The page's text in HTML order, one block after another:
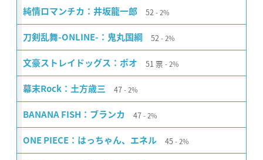
純情ロマンチカ：井坂龍一郎 52 2%
刀剣乱舞-ONLINE-：鬼丸国綱 52 2%
文豪ストレイドッグス：ポオ 51 票 2%
幕末Rock：土方歳三 47 2%
BANANA FISH：ブランカ 47 2%
ONE PIECE：はっちゃん、エネル 45 2%